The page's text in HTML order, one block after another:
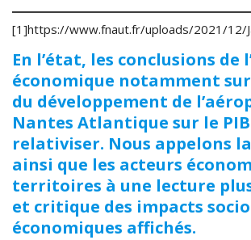
[1]https://www.fnaut.fr/uploads/2021/12/
En l’état, les conclusions de
économique notamment
du développement de
Nantes Atlantique sur le
relativiser. Nous appelons
ainsi que les acteurs
territoires à une lecture
et critique des impacts
économiques affichés.